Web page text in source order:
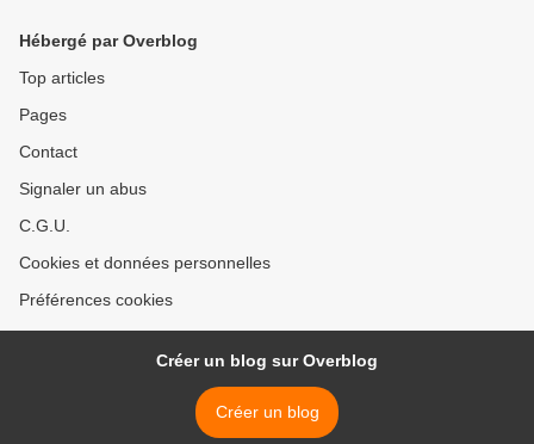
Hébergé par Overblog
Top articles
Pages
Contact
Signaler un abus
C.G.U.
Cookies et données personnelles
Préférences cookies
Créer un blog sur Overblog
Créer un blog